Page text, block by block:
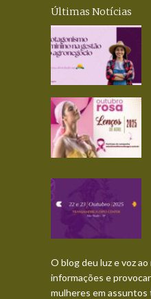
Últimas Notícias
O blog deu luz e voz
informações e
mulheres em assuntos